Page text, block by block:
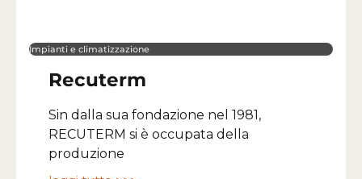
Impianti e climatizzazione
Recuterm
Sin dalla sua fondazione nel 1981,
RECUTERM si è occupata della
produzione